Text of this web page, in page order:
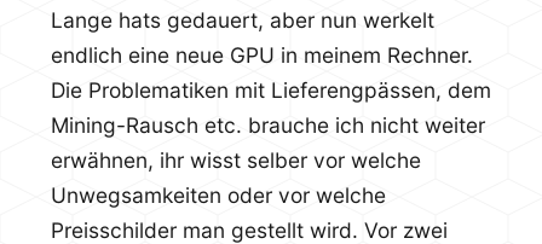
Lange hats gedauert, aber nun werkelt
endlich eine neue GPU in meinem Rechner.
Die Problematiken mit Lieferengpässen, dem
Mining-Rausch etc. brauche ich nicht weiter
erwähnen, ihr wisst selber vor welche
Unwegsamkeiten oder vor welche
Preisschilder man gestellt wird. Vor zwei